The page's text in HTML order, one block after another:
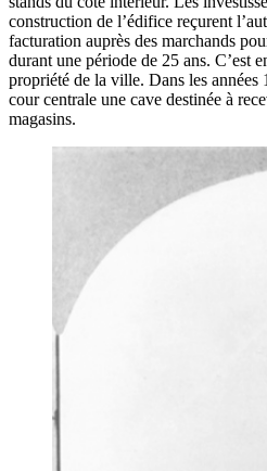
construction de l’édifice reçurent
facturation auprès des marchands
durant une période de 25 ans. C’est
propriété de la ville. Dans les années
cour centrale une cave destinée à
magasins.